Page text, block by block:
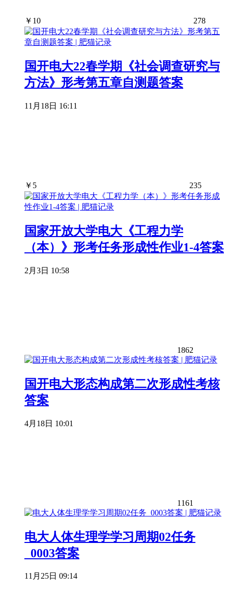
￥ 10 278
国开电大22春学期《社会调查研究与
方法》形考第五章自测题答案
11月18日 16:11
￥ 5 235
国家开放大学电大《工程力学
（本）》形考任务形成性作业1-4答案
2月3日 10:58
1862
国开电大形态构成第二次形成性考核
答案
4月18日 10:01
1161
电大人体生理学学习周期02任务
_0003答案
11月25日 09:14